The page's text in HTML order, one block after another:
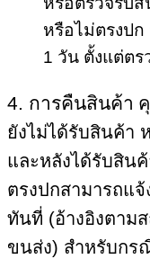
หรือไม่ตรงปก
1 วัน ตั้งแต่ตร
4. การคืนสินค้า
ยังไม่ได้รับสินค้า
และหลังได้รับสิน
ตรงปกสามารถแ
ทันที่ (อ้างอิงตาม
ขนส่ง) สำหรับกร